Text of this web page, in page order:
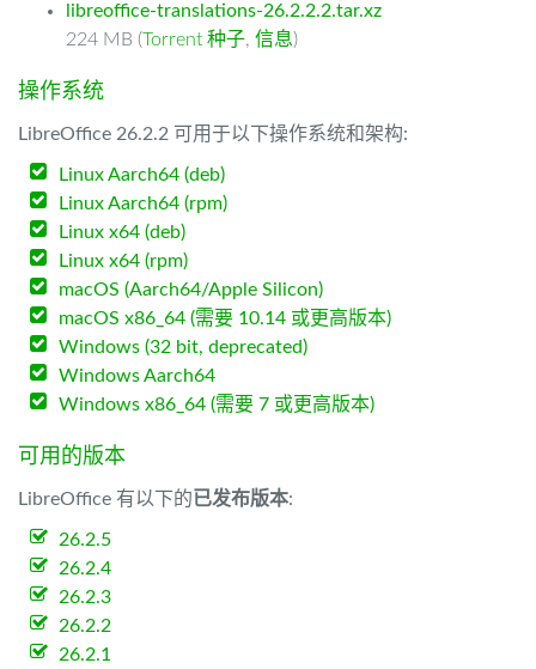
libreoffice-translations-26.2.2.2.tar.xz
224 MB (Torrent 种子, 信息)
操作系统
LibreOffice 26.2.2 可用于以下操作系统和架构:
Linux Aarch64 (deb)
Linux Aarch64 (rpm)
Linux x64 (deb)
Linux x64 (rpm)
macOS (Aarch64/Apple Silicon)
macOS x86_64 (需要 10.14 或更高版本)
Windows (32 bit, deprecated)
Windows Aarch64
Windows x86_64 (需要 7 或更高版本)
可用的版本
LibreOffice 有以下的已发布版本:
26.2.5
26.2.4
26.2.3
26.2.2
26.2.1